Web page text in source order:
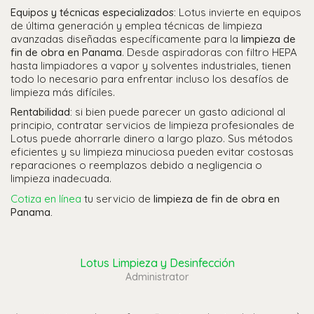
Equipos y técnicas especializados: Lotus invierte en equipos
de última generación y emplea técnicas de limpieza
avanzadas diseñadas específicamente para la limpieza de
fin de obra en Panama. Desde aspiradoras con filtro HEPA
hasta limpiadores a vapor y solventes industriales, tienen
todo lo necesario para enfrentar incluso los desafíos de
limpieza más difíciles.
Rentabilidad: si bien puede parecer un gasto adicional al
principio, contratar servicios de limpieza profesionales de
Lotus puede ahorrarle dinero a largo plazo. Sus métodos
eficientes y su limpieza minuciosa pueden evitar costosas
reparaciones o reemplazos debido a negligencia o
limpieza inadecuada.
Cotiza en línea tu servicio de limpieza de fin de obra en
Panama.
Lotus Limpieza y Desinfección
Administrator